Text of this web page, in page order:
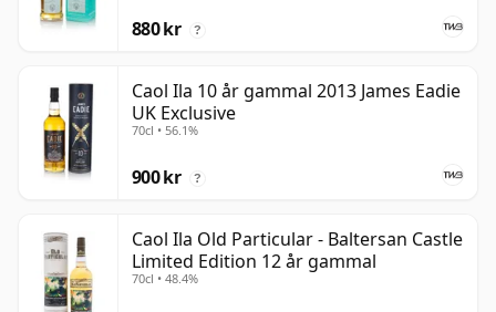
880 kr ?
Caol Ila 10 år gammal 2013 James Eadie
UK Exclusive
70cl • 56.1%
900 kr ?
Caol Ila Old Particular - Baltersan Castle
Limited Edition 12 år gammal
70cl • 48.4%